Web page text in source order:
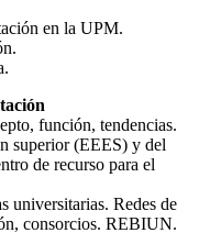
en la UPM.
función, tendencias.
superior (EEES) y del
de recurso para el
universitarias. Redes de
consorcios. REBIUN.